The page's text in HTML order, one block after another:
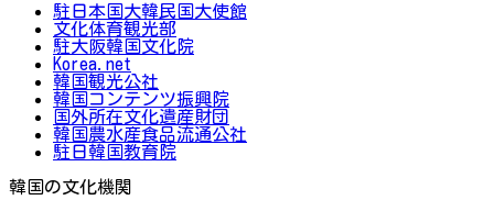
駐日本国大韓民国大使館
文化体育観光部
駐大阪韓国文化院
Korea.net
韓国観光公社
韓国コンテンツ振興院
国外所在文化遺産財団
韓国農水産食品流通公社
駐日韓国教育院
韓国の文化機関